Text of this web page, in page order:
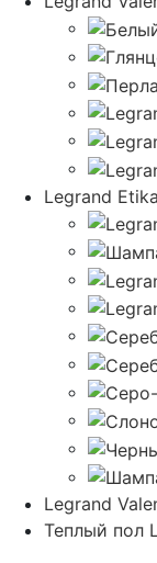
Legrand
Legrand
Теплый пол